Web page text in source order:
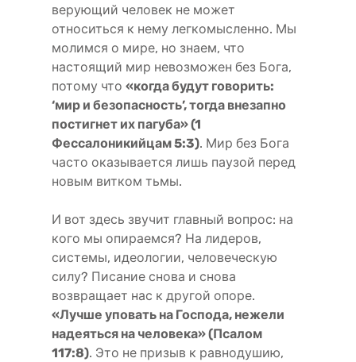
верующий человек не может
относиться к нему легкомысленно. Мы
молимся о мире, но знаем, что
настоящий мир невозможен без Бога,
потому что «когда будут говорить:
‘мир и безопасность’, тогда внезапно
постигнет их пагуба» (1
Фессалоникийцам 5:3). Мир без Бога
часто оказывается лишь паузой перед
новым витком тьмы.
И вот здесь звучит главный вопрос: на
кого мы опираемся? На лидеров,
системы, идеологии, человеческую
силу? Писание снова и снова
возвращает нас к другой опоре.
«Лучше уповать на Господа, нежели
надеяться на человека» (Псалом
117:8). Это не призыв к равнодушию,